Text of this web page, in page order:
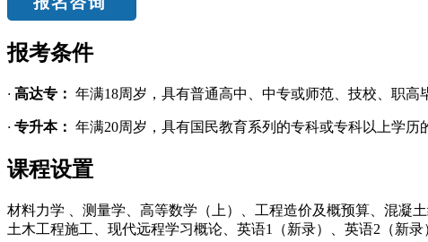
报考条件
· 高达专： 年满18周岁，具有普通高中、中专或师范、技校、职高
· 专升本： 年满20周岁，具有国民教育系列的专科或专科以上学历
课程设置
材料力学 、测量学、高等数学（上）、工程造价及概预算、混凝
土木工程施工、现代远程学习概论、英语1（新录）、英语2（新录